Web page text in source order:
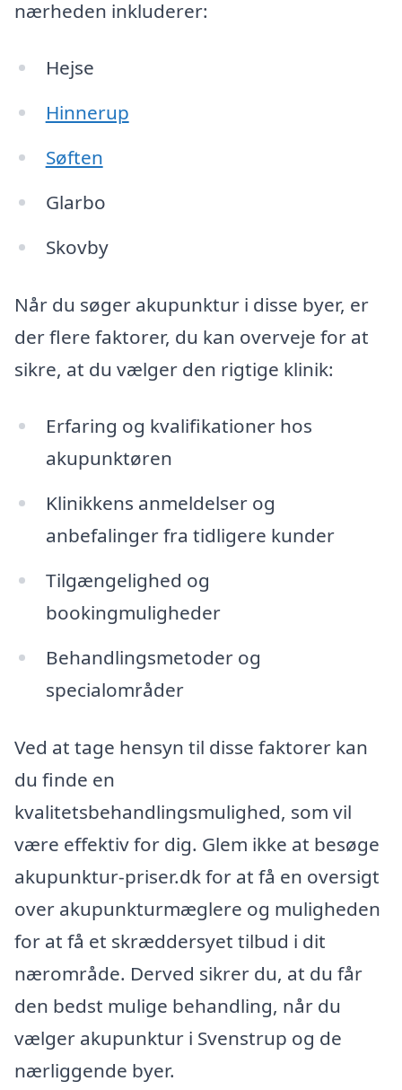
nærheden inkluderer:
Hejse
Hinnerup
Søften
Glarbo
Skovby
Når du søger akupunktur i disse byer, er
der flere faktorer, du kan overveje for at
sikre, at du vælger den rigtige klinik:
Erfaring og kvalifikationer hos
akupunktøren
Klinikkens anmeldelser og
anbefalinger fra tidligere kunder
Tilgængelighed og
bookingmuligheder
Behandlingsmetoder og
specialområder
Ved at tage hensyn til disse faktorer kan
du finde en
kvalitetsbehandlingsmulighed, som vil
være effektiv for dig. Glem ikke at besøge
akupunktur-priser.dk for at få en oversigt
over akupunkturmæglere og muligheden
for at få et skræddersyet tilbud i dit
nærområde. Derved sikrer du, at du får
den bedst mulige behandling, når du
vælger akupunktur i Svenstrup og de
nærliggende byer.